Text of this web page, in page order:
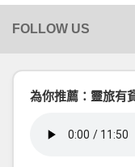
為你推薦：靈旅有